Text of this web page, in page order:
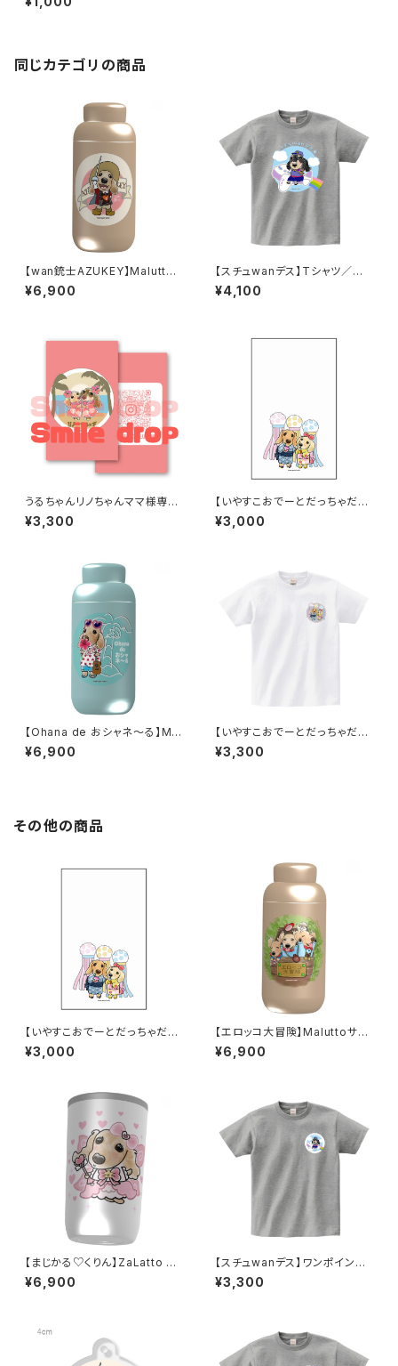
同じカテゴリの商品
【wan銃士AZUKEY】Malutto
サーモステンレスボトル 400ml
／ベージュ
¥6,900
【スチュwanデス】Tシャツ／杢
グレー
¥4,100
うるちゃんリノちゃんママ様専用
『名刺100枚セット』typeA
¥3,300
【いやすこおでーとだっちゃだれ
～♡】卓上メモ（メッセージカー
ド）
¥3,000
【Ohana de おシャネ～る】Mal
uttoサーモステンレスボトル 40
0ml
¥6,900
【いやすこおでーとだっちゃだれ
～♡】ワンポイントTシャツ／白
¥3,300
その他の商品
【いやすこおでーとだっちゃだれ
～♡】卓上メモ（メッセージカー
ド）
¥3,000
【エロッコ大冒険】Maluttoサー
モステンレスボトル 400ml／ベ
ージュ
¥6,900
【まじかる♡くりん】ZaLatto サ
ーモタンブラー 450ml
¥6,900
【スチュwanデス】ワンポイントT
シャツ／杢グレーtype②(ワッ
ペン風)
¥3,300